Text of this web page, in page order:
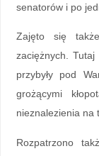
senatorów i po
Zajęto się
zaciężnych. Tutaj
przybyły pod
grożącymi
nieznalezienia na
Rozpatrzono